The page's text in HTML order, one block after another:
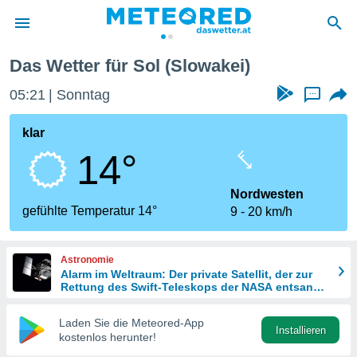
wurde
dass
sind.
diese
Das Wetter für Sol (Slowakei)
05:21 Sonntag ...
klar
14°
gefühlte Temperatur 14°
Nordwesten
9
20 km/h
Astronomie
Alarm im Weltraum: Der private Satellit, der zur
Rettung des Swift-Teleskops der NASA entsandt
Laden Sie die Meteored-App
kostenlos herunter!
Installieren